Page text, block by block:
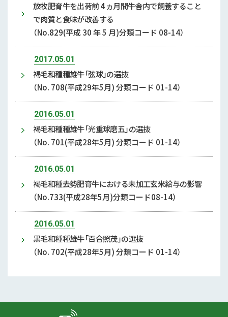
放牧肥育牛を出荷前 4 ヵ月間牛舎内で飼養すること
で肉質と食味が改善する
（No.829(平成 30 年 5 月)分類コード 08-14）
2017.05.01
褐毛和種種雄牛「弦球」の選抜
（No. 708(平成29年5月) 分類コード 01-14）
2016.05.01
褐毛和種種雄牛「光重球磨五」の選抜
（No. 701(平成28年5月) 分類コード 01-14）
2016.05.01
褐毛和種去勢肥育牛における未加工玄米給与の影響
（No.733(平成28年5月)分類コード08-14）
2016.05.01
黒毛和種種雄牛「百合照茂」の選抜
（No. 702(平成28年5月) 分類コード 01-14）